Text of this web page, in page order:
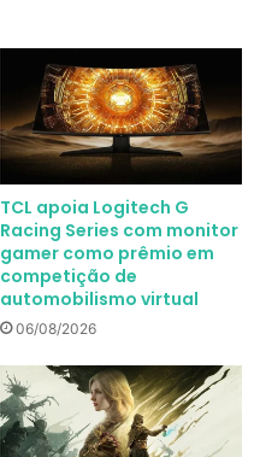
TCL apoia Logitech G
Racing Series com monitor
gamer como prêmio em
competição de
automobilismo virtual
06/08/2026